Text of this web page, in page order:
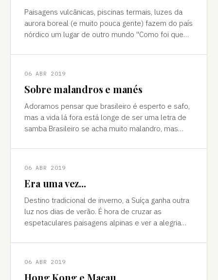
Paisagens vulcânicas, piscinas termais, luzes da
aurora boreal (e muito pouca gente) fazem do país
nórdico um lugar de outro mundo "Como foi que
06 ABR 2019
Sobre malandros e manés
Adoramos pensar que brasileiro é esperto e safo,
mas a vida lá fora está longe de ser uma letra de
samba Brasileiro se acha muito malandro, mas
06 ABR 2019
Era uma vez...
Destino tradicional de inverno, a Suíça ganha outra
luz nos dias de verão. É hora de cruzar as
espetaculares paisagens alpinas e ver a alegria
06 ABR 2019